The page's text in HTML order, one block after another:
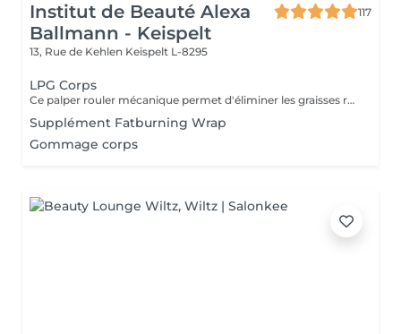
Institut de Beauté Alexa
Ballmann - Keispelt
117
13, Rue de Kehlen Keispelt L-8295
LPG Corps
Ce palper rouler mécanique permet d'éliminer les graisses résistantes à l'exercice physique et aux régimes grâce à la technologie Lipomassage. En bref il permet de : DESTOCKER, RAFFERMIR, RESCULPTER, LISSER
Supplément Fatburning Wrap
Gommage corps